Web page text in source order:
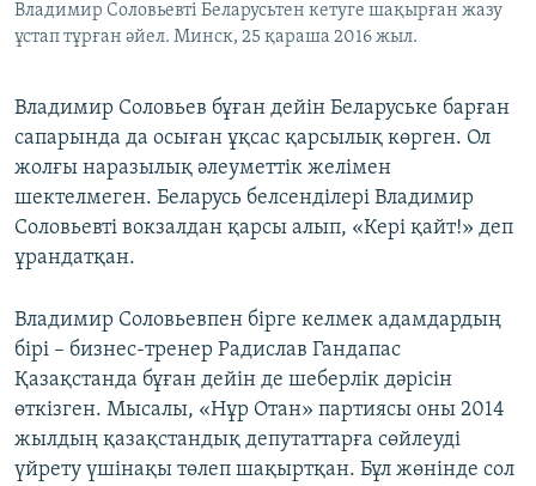
Владимир Соловьевті Беларусьтен кетуге шақырған жазу
ұстап тұрған әйел. Минск, 25 қараша 2016 жыл.
Владимир Соловьев бұған дейін Беларуське барған
сапарында да осыған ұқсас қарсылық көрген. Ол
жолғы наразылық әлеуметтік желімен
шектелмеген. Беларусь белсенділері Владимир
Соловьевті вокзалдан қарсы алып, «Кері қайт!» деп
ұрандатқан.
Владимир Соловьевпен бірге келмек адамдардың
бірі – бизнес-тренер Радислав Гандапас
Қазақстанда бұған дейін де шеберлік дәрісін
өткізген. Мысалы, «Нұр Отан» партиясы оны 2014
жылдың қазақстандық депутаттарға сөйлеуді
үйрету үшінақы төлеп шақыртқан. Бұл жөнінде сол